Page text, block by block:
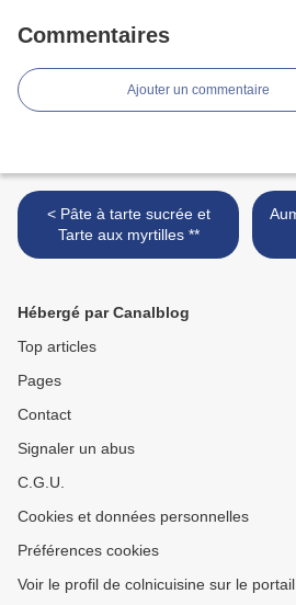
Commentaires
Ajouter un commentaire
< Pâte à tarte sucrée et
Tarte aux myrtilles **
Hébergé par Canalblog
Top articles
Pages
Contact
Signaler un abus
C.G.U.
Cookies et données personnelles
Préférences cookies
Voir le profil de colnicuisine sur le